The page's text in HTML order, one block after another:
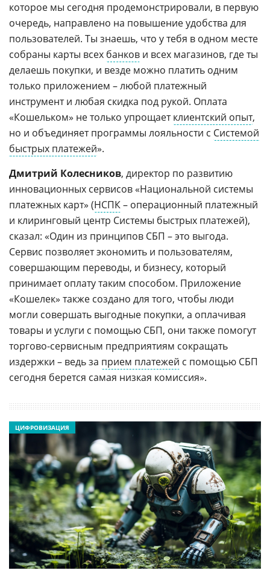
которое мы сегодня продемонстрировали, в первую
очередь, направлено на повышение удобства для
пользователей. Ты знаешь, что у тебя в одном месте
собраны карты всех банков и всех магазинов, где ты
делаешь покупки, и везде можно платить одним
только приложением – любой платежный
инструмент и любая скидка под рукой. Оплата
«Кошельком» не только упрощаетклиентский опыт,
но и объединяет программы лояльности с Системой
быстрых платежей».
Дмитрий Колесников, директор по развитию
инновационных сервисов «Национальной системы
платежных карт» (НСПК– операционный платежный
и клиринговый центр Системы быстрых платежей),
сказал: «Один из принципов СБП – это выгода.
Сервис позволяет экономить и пользователям,
совершающим переводы, и бизнесу, который
принимает оплату таким способом. Приложение
«Кошелек» также создано для того, чтобы люди
могли совершать выгодные покупки, а оплачивая
товары и услуги с помощью СБП, они также помогут
торгово-сервисным предприятиям сокращать
издержки – ведь за прием платежей с помощью СБП
сегодня берется самая низкая комиссия».
ЦИФРОВИЗАЦИЯ